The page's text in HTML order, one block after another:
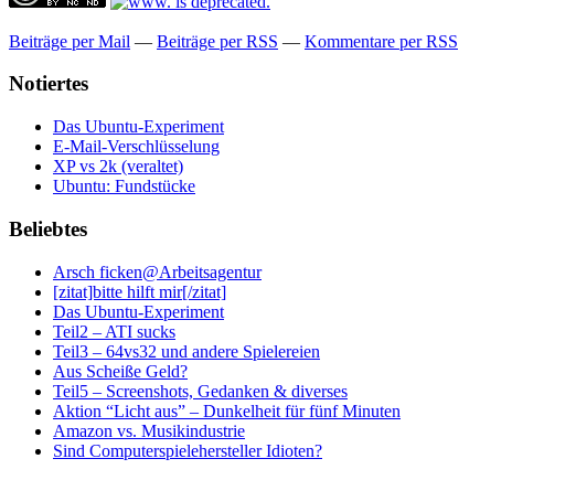
Beiträge per Mail — Beiträge per RSS — Kommentare per RSS
Notiertes
Das Ubuntu-Experiment
E-Mail-Verschlüsselung
XP vs 2k (veraltet)
Ubuntu: Fundstücke
Beliebtes
Arsch ficken@Arbeitsagentur
[zitat]bitte hilft mir[/zitat]
Das Ubuntu-Experiment
Teil2 – ATI sucks
Teil3 – 64vs32 und andere Spielereien
Aus Scheiße Geld?
Teil5 – Screenshots, Gedanken & diverses
Aktion “Licht aus” – Dunkelheit für fünf Minuten
Amazon vs. Musikindustrie
Sind Computerspielehersteller Idioten?